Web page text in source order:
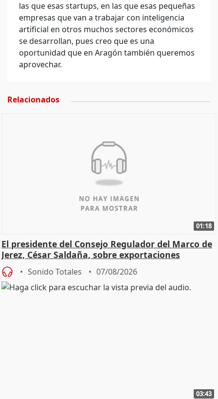
las que esas startups, en las que esas pequeñas
empresas que van a trabajar con inteligencia
artificial en otros muchos sectores económicos
se desarrollan, pues creo que es una
oportunidad que en Aragón también queremos
aprovechar.
Relacionados
01:18
El presidente del Consejo Regulador del Marco de
Jerez, César Saldaña, sobre exportaciones
Sonido Totales 07/08/2026
03:43